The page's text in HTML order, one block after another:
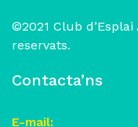
©2021 Club
reservats.
Contacta’ns
E-mail: